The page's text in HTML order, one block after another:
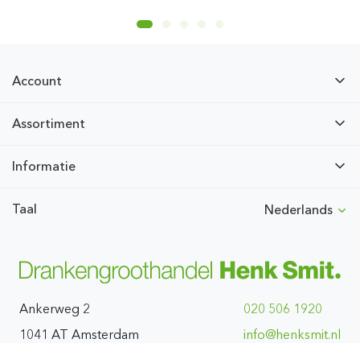
Account
Assortiment
Informatie
Taal Nederlands
Ankerweg 2
1041 AT Amsterdam
020 506 1920
ln.timskneh@ofni